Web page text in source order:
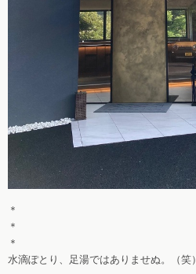
＊
＊
＊
水滴ぽとり、足湯ではありませぬ。（笑）